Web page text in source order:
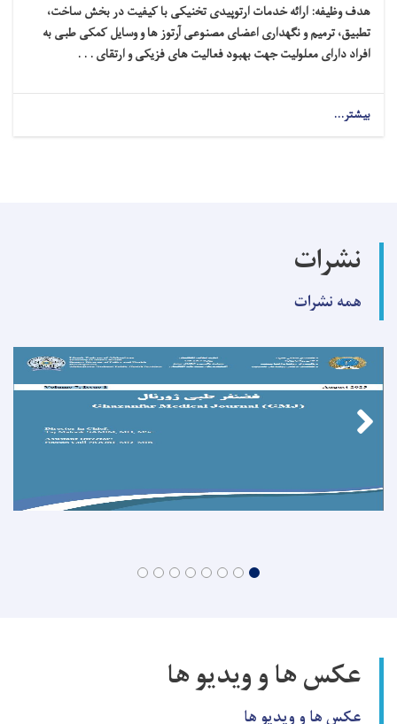
هدف وظیفه: ارائه خدمات ارتوپیدی تخنیکی با کیفیت در بخش ساخت،
تطبیق، ترمیم و نگهداری اعضای مصنوعی آرتوز ها و وسایل کمکی طبی به
افراد دارای معلولیت جهت بهبود فعالیت‌ های فزیکی و ارتقای . . .
بیشتر...
تکنالوجست
نشرات
همه نشرات
عکس ها و ویدیو ها
عکس ها و ویدیو ها